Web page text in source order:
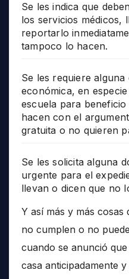
Se les indica que
los servicios médicos,
reportarlo
tampoco lo hacen.
Se les requiere
económica, en
escuela para
hacen con el
gratuita o no quieren
Se les solicita alguna
urgente para el
llevan o dicen que no
Y así más y más cosas
no cumplen o no
cuando se anunció
casa anticipadamente